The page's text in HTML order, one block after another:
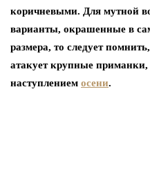
коричневыми. Для мутной
варианты, окрашенные в
размера, то следует
атакует крупные приманки,
наступлением осени.